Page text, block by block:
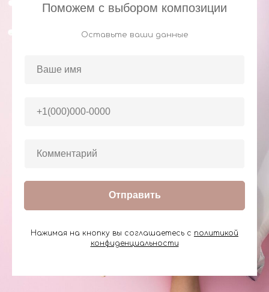
Поможем с выбором композиции
Оставьте ваши данные
Отправить
Нажимая на кнопку вы соглашаетесь с политикой
конфиденциальности